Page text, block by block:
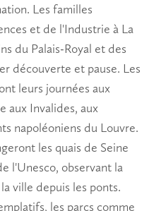
Les familles
et de l'Industrie à La
du Palais-Royal et des
découverte et pause. Les
leurs journées aux
aux Invalides, aux
napoléoniens du Louvre.
les quais de Seine
l'Unesco, observant la
ville depuis les ponts.
, les parcs comme